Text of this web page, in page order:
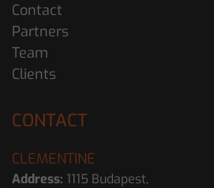
Contact
Partners
Team
Clients
CONTACT
CLEMENTINE
Address: 1115 Budapest,